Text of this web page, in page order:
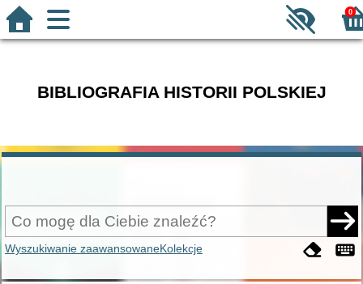
0
BIBLIOGRAFIA HISTORII POLSKIEJ
Wyszukiwanie zaawansowaneKolekcje